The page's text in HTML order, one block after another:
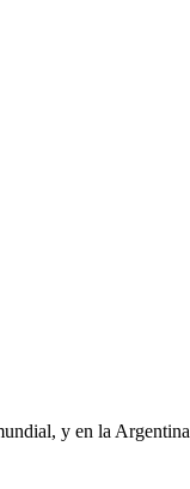
y en la Argentina